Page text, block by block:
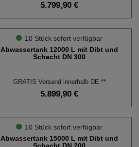
5.799,90 €
10 Stück sofort verfügbar
Abwassertank 12000 L mit Dibt und
Schacht DN 300
GRATIS Versand innerhalb DE **
5.899,90 €
10 Stück sofort verfügbar
Abwassertank 15000 L mit Dibt und